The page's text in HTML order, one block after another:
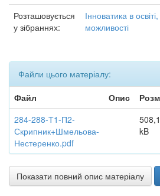
Розташовується
у зібраннях:
Інноватика в
можливості
Файли цього матеріалу:
Файл
Опис
284-288-Т1-П2-
Скрипник+Шмельова-
Нестеренко.pdf
kB
Показати повний опис матеріалу